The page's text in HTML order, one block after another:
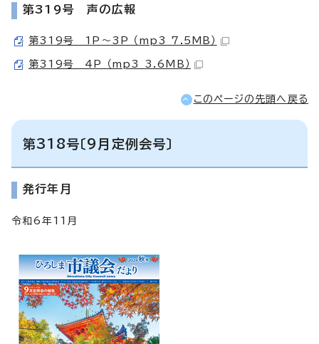
第319号 声の広報
第319号 1P～3P （mp3 7.5MB）
第319号 4P （mp3 3.6MB）
このページの先頭へ戻る
第318号〔9月定例会号〕
発行年月
令和6年11月